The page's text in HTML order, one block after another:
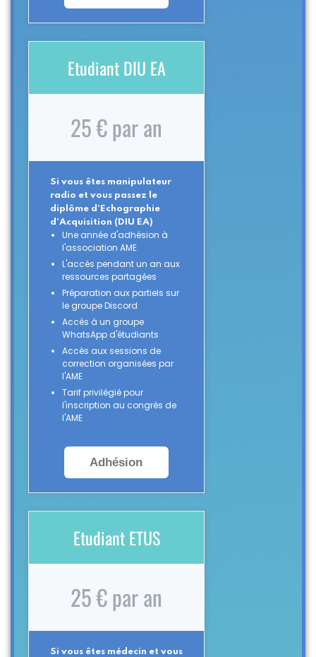
Etudiant DIU EA
25 € par an
Si vous êtes manipulateur
radio et vous passez le
diplôme d'Echographie
d'Acquisition (DIU EA)
Une année d'adhésion à
l'association AME
L'accès pendant un an aux
ressources partagées
Préparation aux partiels sur
le groupe Discord
Accès à un groupe
WhatsApp d'étudiants
Accès aux sessions de
correction organisées par
l'AME
Tarif privilégié pour
l'inscription au congrès de
l'AME
Adhésion
Etudiant ETUS
25 € par an
Si vous êtes médecin et vous